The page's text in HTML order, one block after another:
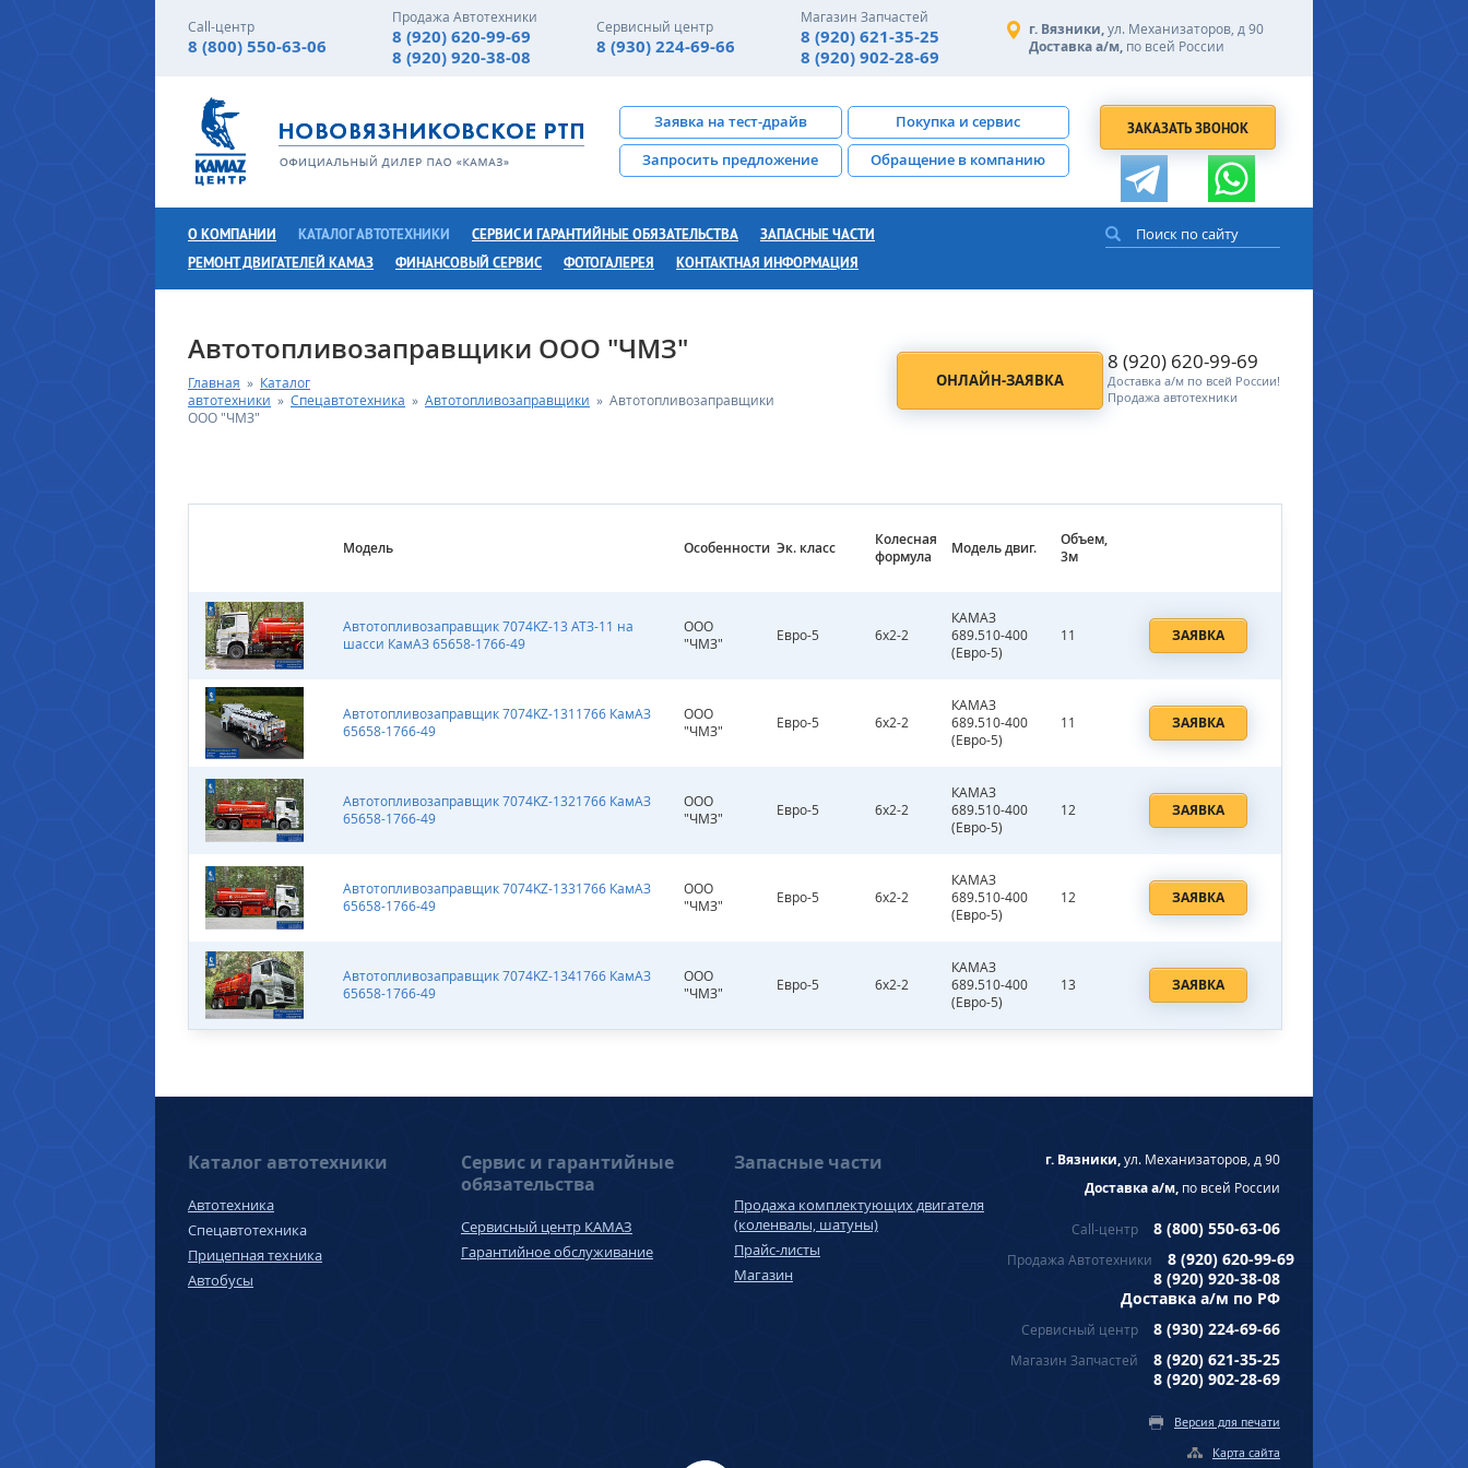
Call-центр
8 (800) 550-63-06
Продажа Автотехники
8 (920) 620-99-69
8 (920) 920-38-08
Сервисный центр
8 (930) 224-69-66
Магазин Запчастей
8 (920) 621-35-25
8 (920) 902-28-69
г. Вязники,ул. Механизаторов, д 90
Доставка а/м, по всей России
ЗАКАЗАТЬ ЗВОНОК
Заявка на тест-драйв
Покупка и сервис
Запросить предложение
Обращение в компанию
О КОМПАНИИ КАТАЛОГ АВТОТЕХНИКИ СЕРВИС И ГАРАНТИЙНЫЕ ОБЯЗАТЕЛЬСТВА
ЗАПАСНЫЕ ЧАСТИ
РЕМОНТ ДВИГАТЕЛЕЙ КАМАЗ
ФИНАНСОВЫЙ СЕРВИС ФОТОГАЛЕРЕЯ КОНТАКТНАЯ ИНФОРМАЦИЯ
Автотопливозаправщики ООО "ЧМЗ"
Главная » Каталог
автотехники » Спецавтотехника » Автотопливозаправщики » Автотопливозаправщики
ООО "ЧМЗ"
ОНЛАЙН-ЗАЯВКА
8 (920) 620-99-69
Доставка а/м по всей России!
Продажа автотехники
Модель Особенности Эк. класс
Колесная
формула
Модель двиг.
Объем,
3м
Автотопливозаправщик 7074KZ-13 АТЗ-11 на
шасси КамАЗ 65658-1766-49
ООО
"ЧМЗ"
Евро-5 6х2-2
КАМАЗ
689.510-400
(Евро-5)
11 ЗАЯВКА
Автотопливозаправщик 7074KZ-1311766 КамАЗ
65658-1766-49
ООО
"ЧМЗ"
Евро-5 6х2-2
КАМАЗ
689.510-400
(Евро-5)
11 ЗАЯВКА
Автотопливозаправщик 7074KZ-1321766 КамАЗ
65658-1766-49
ООО
"ЧМЗ"
Евро-5 6х2-2
КАМАЗ
689.510-400
(Евро-5)
12 ЗАЯВКА
Автотопливозаправщик 7074KZ-1331766 КамАЗ
65658-1766-49
ООО
"ЧМЗ"
Евро-5 6х2-2
КАМАЗ
689.510-400
(Евро-5)
12 ЗАЯВКА
Автотопливозаправщик 7074KZ-1341766 КамАЗ
65658-1766-49
ООО
"ЧМЗ"
Евро-5 6х2-2
КАМАЗ
689.510-400
(Евро-5)
13 ЗАЯВКА
Каталог автотехники
Автотехника
Спецавтотехника
Прицепная техника
Автобусы
Сервис и гарантийные
обязательства
Сервисный центр КАМАЗ
Гарантийное обслуживание
Запасные части
Продажа комплектующих двигателя
(коленвалы, шатуны)
Прайс-листы
Магазин
г. Вязники,ул. Механизаторов, д 90
Доставка а/м, по всей России
Call-центр 8 (800) 550-63-06
Продажа Автотехники
8 (920) 620-99-69
8 (920) 920-38-08
Доставка а/м по РФ
Сервисный центр 8 (930) 224-69-66
Магазин Запчастей
8 (920) 621-35-25
8 (920) 902-28-69
Версия для печати
Карта сайта